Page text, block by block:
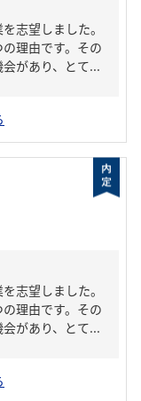
志望しました。
理由です。その
があり、とて...
志望しました。
理由です。その
があり、とて...